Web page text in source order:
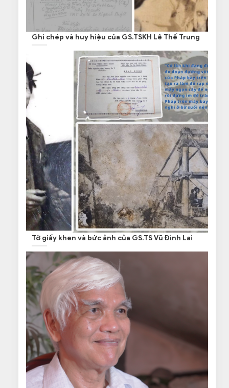
Ghi chép và huy hiệu của GS.TSKH Lê Thế Trung
Tờ giấy khen và bức ảnh của GS.TS Vũ Đình Lai